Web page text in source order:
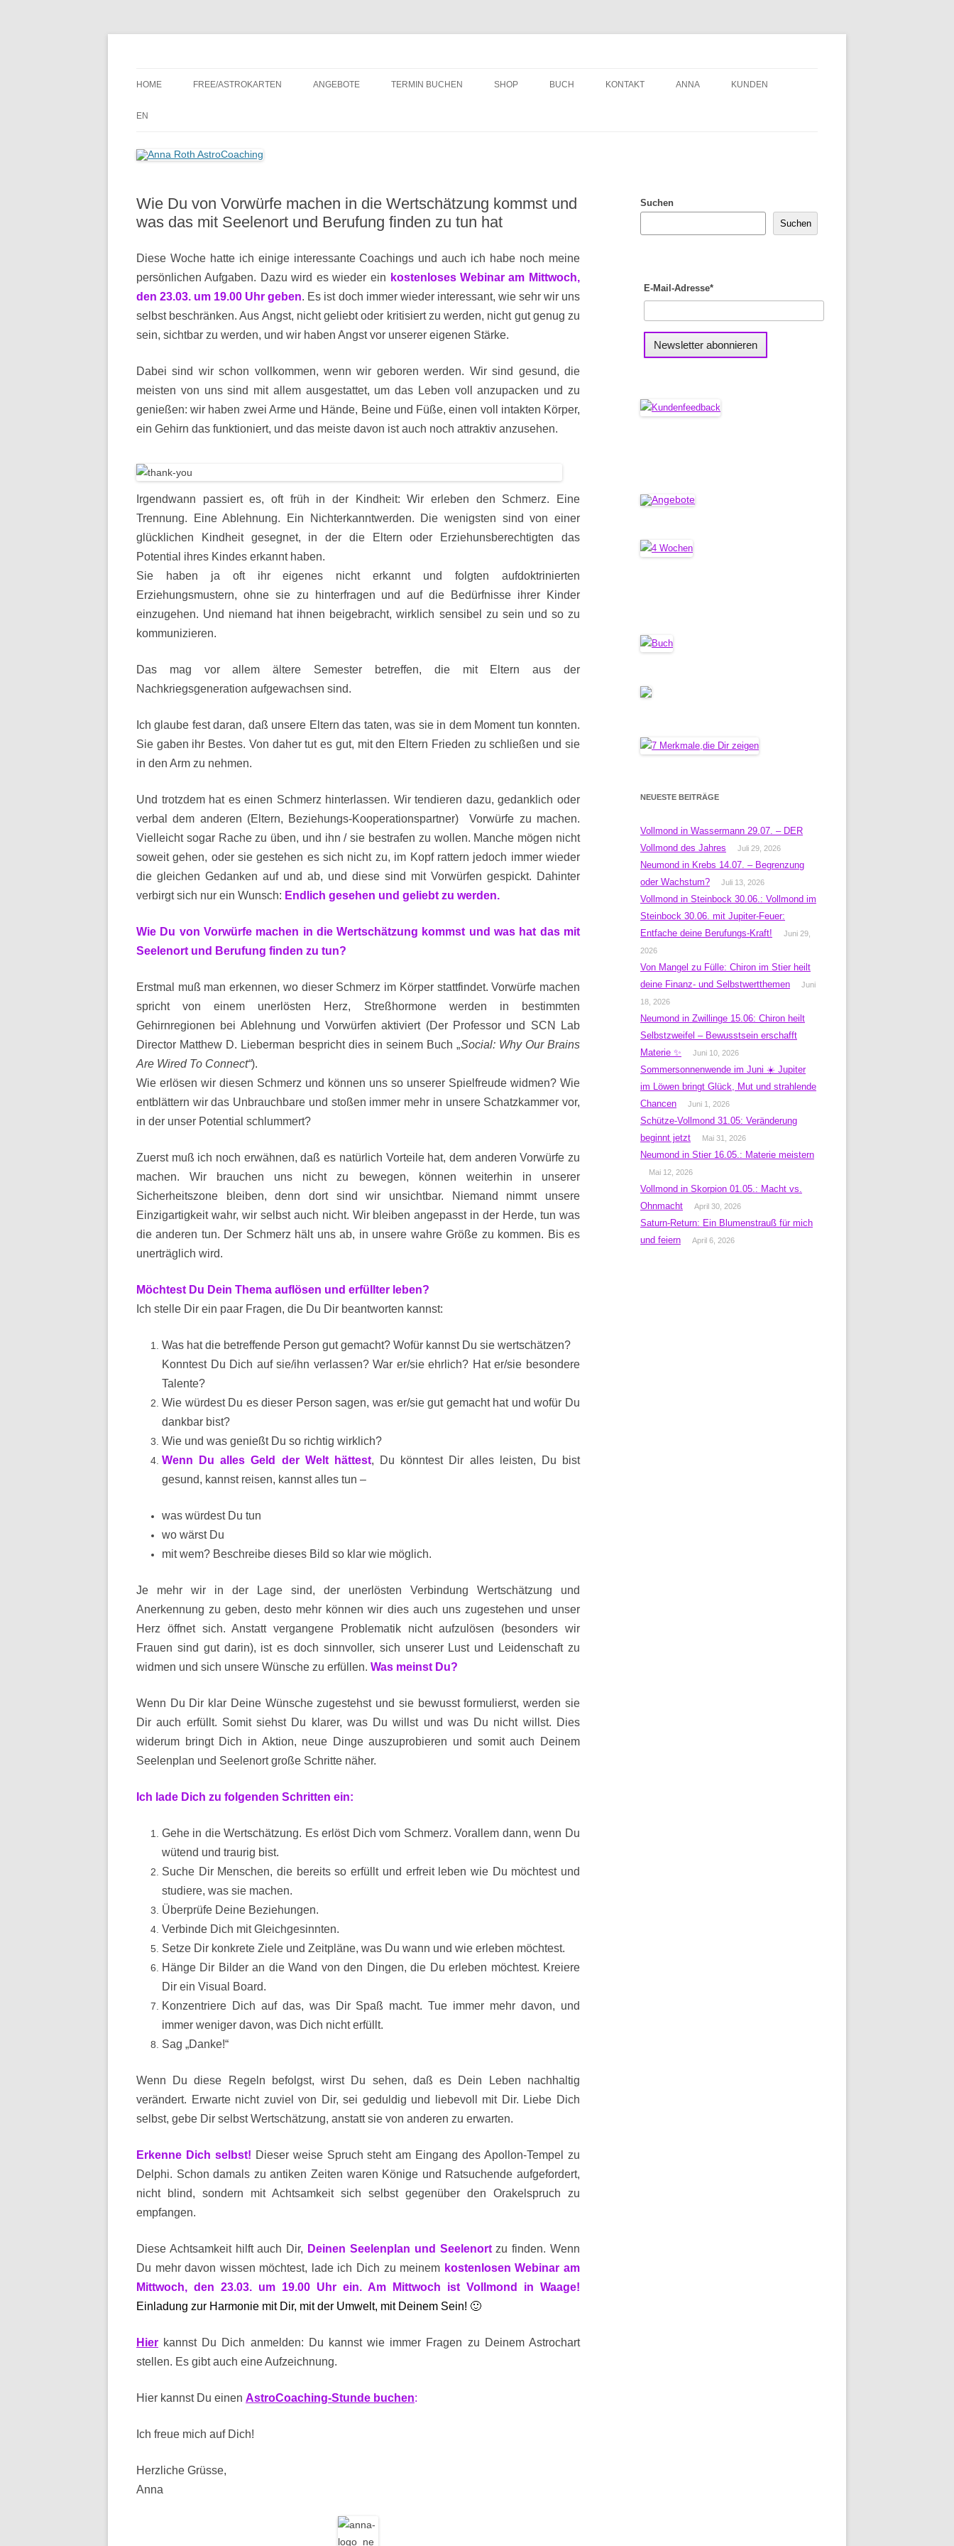
Inhalt
HOME FREE/ASTROKARTEN ANGEBOTE TERMIN BUCHEN SHOP BUCH KONTAKT ANNA KUNDEN
EN
Wie Du von Vorwürfe machen in die Wertschätzung kommst und
was das mit Seelenort und Berufung finden zu tun hat
Diese Woche hatte ich einige interessante Coachings und auch ich habe noch meine
persönlichen Aufgaben. Dazu wird es wieder ein kostenloses Webinar am Mittwoch,
den 23.03. um 19.00 Uhr geben. Es ist doch immer wieder interessant, wie sehr wir uns
selbst beschränken. Aus Angst, nicht geliebt oder kritisiert zu werden, nicht gut genug zu
sein, sichtbar zu werden, und wir haben Angst vor unserer eigenen Stärke.
Dabei sind wir schon vollkommen, wenn wir geboren werden. Wir sind gesund, die
meisten von uns sind mit allem ausgestattet, um das Leben voll anzupacken und zu
genießen: wir haben zwei Arme und Hände, Beine und Füße, einen voll intakten Körper,
ein Gehirn das funktioniert, und das meiste davon ist auch noch attraktiv anzusehen.
Irgendwann passiert es, oft früh in der Kindheit: Wir erleben den Schmerz. Eine
Trennung. Eine Ablehnung. Ein Nichterkanntwerden. Die wenigsten sind von einer
glücklichen Kindheit gesegnet, in der die Eltern oder Erziehunsberechtigten das
Potential ihres Kindes erkannt haben.
Sie haben ja oft ihr eigenes nicht erkannt und folgten aufdoktrinierten
Erziehungsmustern, ohne sie zu hinterfragen und auf die Bedürfnisse ihrer Kinder
einzugehen. Und niemand hat ihnen beigebracht, wirklich sensibel zu sein und so zu
kommunizieren.
Das mag vor allem ältere Semester betreffen, die mit Eltern aus der
Nachkriegsgeneration aufgewachsen sind.
Ich glaube fest daran, daß unsere Eltern das taten, was sie in dem Moment tun konnten.
Sie gaben ihr Bestes. Von daher tut es gut, mit den Eltern Frieden zu schließen und sie
in den Arm zu nehmen.
Und trotzdem hat es einen Schmerz hinterlassen. Wir tendieren dazu, gedanklich oder
verbal dem anderen (Eltern, Beziehungs-Kooperationspartner) Vorwürfe zu machen.
Vielleicht sogar Rache zu üben, und ihn / sie bestrafen zu wollen. Manche mögen nicht
soweit gehen, oder sie gestehen es sich nicht zu, im Kopf rattern jedoch immer wieder
die gleichen Gedanken auf und ab, und diese sind mit Vorwürfen gespickt. Dahinter
verbirgt sich nur ein Wunsch: Endlich gesehen und geliebt zu werden.
Wie Du von Vorwürfe machen in die Wertschätzung kommst und was hat das mit
Seelenort und Berufung finden zu tun?
Erstmal muß man erkennen, wo dieser Schmerz im Körper stattfindet. Vorwürfe machen
spricht von einem unerlösten Herz, Streßhormone werden in bestimmten
Gehirnregionen bei Ablehnung und Vorwürfen aktiviert (Der Professor und SCN Lab
Director Matthew D. Lieberman bespricht dies in seinem Buch „Social: Why Our Brains
Are Wired To Connect“).
Wie erlösen wir diesen Schmerz und können uns so unserer Spielfreude widmen? Wie
entblättern wir das Unbrauchbare und stoßen immer mehr in unsere Schatzkammer vor,
in der unser Potential schlummert?
Zuerst muß ich noch erwähnen, daß es natürlich Vorteile hat, dem anderen Vorwürfe zu
machen. Wir brauchen uns nicht zu bewegen, können weiterhin in unserer
Sicherheitszone bleiben, denn dort sind wir unsichtbar. Niemand nimmt unsere
Einzigartigkeit wahr, wir selbst auch nicht. Wir bleiben angepasst in der Herde, tun was
die anderen tun. Der Schmerz hält uns ab, in unsere wahre Größe zu kommen. Bis es
unerträglich wird.
Möchtest Du Dein Thema auflösen und erfüllter leben?
Ich stelle Dir ein paar Fragen, die Du Dir beantworten kannst:
Was hat die betreffende Person gut gemacht? Wofür kannst Du sie wertschätzen?
Konntest Du Dich auf sie/ihn verlassen? War er/sie ehrlich? Hat er/sie besondere
Talente?
Wie würdest Du es dieser Person sagen, was er/sie gut gemacht hat und wofür Du
dankbar bist?
Wie und was genießt Du so richtig wirklich?
Wenn Du alles Geld der Welt hättest, Du könntest Dir alles leisten, Du bist
gesund, kannst reisen, kannst alles tun –
was würdest Du tun
wo wärst Du
mit wem? Beschreibe dieses Bild so klar wie möglich.
Je mehr wir in der Lage sind, der unerlösten Verbindung Wertschätzung und
Anerkennung zu geben, desto mehr können wir dies auch uns zugestehen und unser
Herz öffnet sich. Anstatt vergangene Problematik nicht aufzulösen (besonders wir
Frauen sind gut darin), ist es doch sinnvoller, sich unserer Lust und Leidenschaft zu
widmen und sich unsere Wünsche zu erfüllen. Was meinst Du?
Wenn Du Dir klar Deine Wünsche zugestehst und sie bewusst formulierst, werden sie
Dir auch erfüllt. Somit siehst Du klarer, was Du willst und was Du nicht willst. Dies
widerum bringt Dich in Aktion, neue Dinge auszuprobieren und somit auch Deinem
Seelenplan und Seelenort große Schritte näher.
Ich lade Dich zu folgenden Schritten ein:
Gehe in die Wertschätzung. Es erlöst Dich vom Schmerz. Vorallem dann, wenn Du
wütend und traurig bist.
Suche Dir Menschen, die bereits so erfüllt und erfreit leben wie Du möchtest und
studiere, was sie machen.
Überprüfe Deine Beziehungen.
Verbinde Dich mit Gleichgesinnten.
Setze Dir konkrete Ziele und Zeitpläne, was Du wann und wie erleben möchtest.
Hänge Dir Bilder an die Wand von den Dingen, die Du erleben möchtest. Kreiere
Dir ein Visual Board.
Konzentriere Dich auf das, was Dir Spaß macht. Tue immer mehr davon, und
immer weniger davon, was Dich nicht erfüllt.
Sag „Danke!“
Wenn Du diese Regeln befolgst, wirst Du sehen, daß es Dein Leben nachhaltig
verändert. Erwarte nicht zuviel von Dir, sei geduldig und liebevoll mit Dir. Liebe Dich
selbst, gebe Dir selbst Wertschätzung, anstatt sie von anderen zu erwarten.
Erkenne Dich selbst! Dieser weise Spruch steht am Eingang des Apollon-Tempel zu
Delphi. Schon damals zu antiken Zeiten waren Könige und Ratsuchende aufgefordert,
nicht blind, sondern mit Achtsamkeit sich selbst gegenüber den Orakelspruch zu
empfangen.
Diese Achtsamkeit hilft auch Dir, Deinen Seelenplan und Seelenortzu finden. Wenn
Du mehr davon wissen möchtest, lade ich Dich zu meinem kostenlosen Webinar am
Mittwoch, den 23.03. um 19.00 Uhr ein. Am Mittwoch ist Vollmond in Waage!
Einladung zur Harmonie mit Dir, mit der Umwelt, mit Deinem Sein! 🙂
Hier kannst Du Dich anmelden: Du kannst wie immer Fragen zu Deinem Astrochart
stellen. Es gibt auch eine Aufzeichnung.
Hier kannst Du einen AstroCoaching-Stunde buchen:
Ich freue mich auf Dich!
Herzliche Grüsse,
Anna
Suchen
Suchen
E-Mail-Adresse*
NEUESTE BEITRÄGE
Vollmond in Wassermann 29.07. – DER
Vollmond des Jahres
Juli 29, 2026
Neumond in Krebs 14.07. – Begrenzung
oder Wachstum?
Juli 13, 2026
Vollmond in Steinbock 30.06.: Vollmond im
Steinbock 30.06. mit Jupiter-Feuer:
Entfache deine Berufungs-Kraft!
Juni 29,
2026
Von Mangel zu Fülle: Chiron im Stier heilt
deine Finanz- und Selbstwertthemen
Juni
18, 2026
Neumond in Zwillinge 15.06: Chiron heilt
Selbstzweifel – Bewusstsein erschafft
Materie ✨
Juni 10, 2026
Sommersonnenwende im Juni ☀️ Jupiter
im Löwen bringt Glück, Mut und strahlende
Chancen
Juni 1, 2026
Schütze-Vollmond 31.05: Veränderung
beginnt jetzt
Mai 31, 2026
Neumond in Stier 16.05.: Materie meistern
Mai 12, 2026
Vollmond in Skorpion 01.05.: Macht vs.
Ohnmacht
April 30, 2026
Saturn-Return: Ein Blumenstrauß für mich
und feiern
April 6, 2026